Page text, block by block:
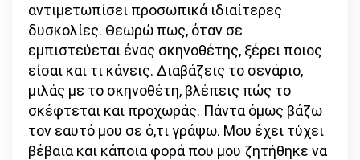
αντιμετωπίσει προσωπικά ιδιαίτερες
δυσκολίες. Θεωρώ πως, όταν σε
εμπιστεύεται ένας σκηνοθέτης, ξέρει ποιος
είσαι και τι κάνεις. Διαβάζεις το σενάριο,
μιλάς με το σκηνοθέτη, βλέπεις πώς το
σκέφτεται και προχωράς. Πάντα όμως βάζω
τον εαυτό μου σε ό,τι γράψω. Μου έχει τύχει
βέβαια και κάποια φορά που μου ζητήθηκε να